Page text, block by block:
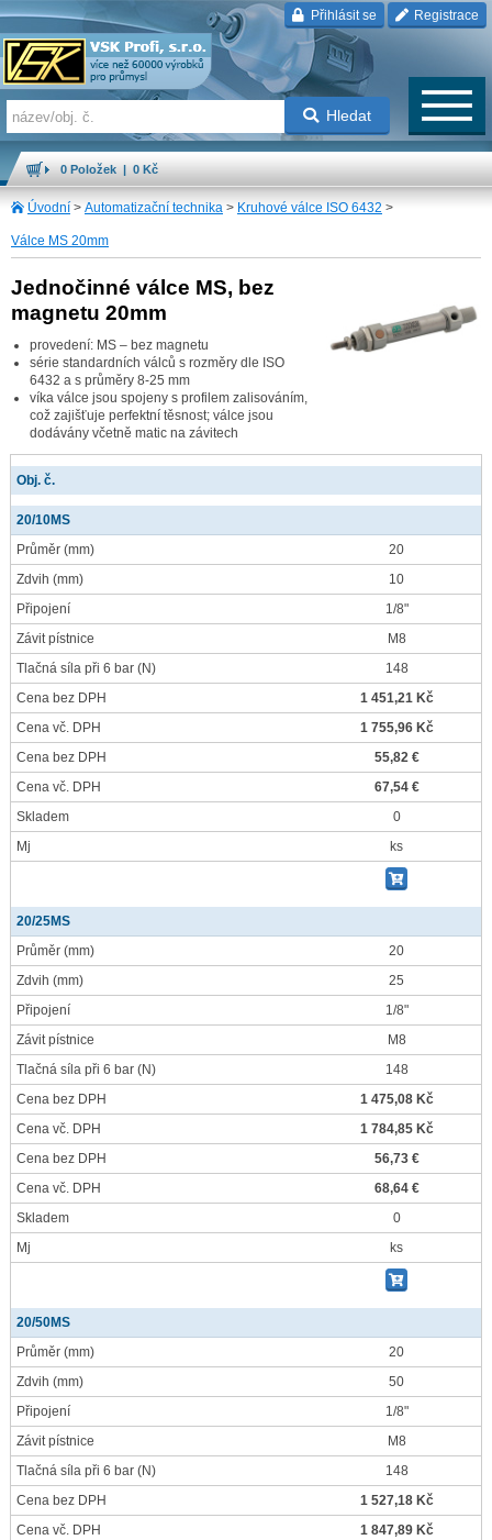
Přihlásit se Registrace
Hledat
0 Položek | 0 Kč
Úvodní > Automatizační technika > Kruhové válce ISO 6432 >
Válce MS 20mm
Jednočinné válce MS, bez
magnetu 20mm
provedení: MS – bez magnetu
série standardních válců s rozměry dle ISO
6432 a s průměry 8-25 mm
víka válce jsou spojeny s profilem zalisováním,
což zajišťuje perfektní těsnost; válce jsou
dodávány včetně matic na závitech
Obj. č.
20/10MS
Průměr (mm)
20
Zdvih (mm)
10
Připojení
1/8"
Závit pístnice
M8
Tlačná síla při 6 bar (N)
148
Cena bez DPH
1 451,21 Kč
Cena vč. DPH
1 755,96 Kč
Cena bez DPH
55,82 €
Cena vč. DPH
67,54 €
Skladem
0
Mj
ks
20/25MS
Průměr (mm)
20
Zdvih (mm)
25
Připojení
1/8"
Závit pístnice
M8
Tlačná síla při 6 bar (N)
148
Cena bez DPH
1 475,08 Kč
Cena vč. DPH
1 784,85 Kč
Cena bez DPH
56,73 €
Cena vč. DPH
68,64 €
Skladem
0
Mj
ks
20/50MS
Průměr (mm)
20
Zdvih (mm)
50
Připojení
1/8"
Závit pístnice
M8
Tlačná síla při 6 bar (N)
148
Cena bez DPH
1 527,18 Kč
Cena vč. DPH
1 847,89 Kč